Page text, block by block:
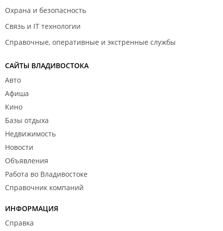
Охрана и безопасность
Связь и IT технологии
Справочные, оперативные и экстренные службы
САЙТЫ ВЛАДИВОСТОКА
Авто
Афиша
Кино
Базы отдыха
Недвижимость
Новости
Объявления
Работа во Владивостоке
Справочник компаний
ИНФОРМАЦИЯ
Справка